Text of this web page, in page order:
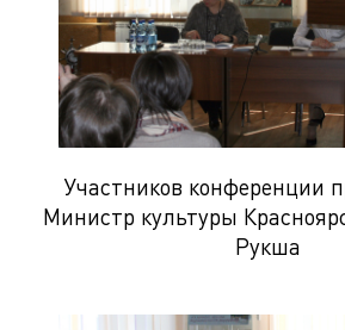
Участников конференции
Министр культуры
Рукша